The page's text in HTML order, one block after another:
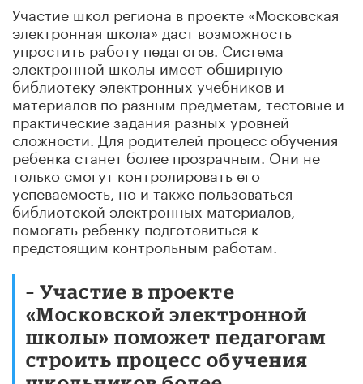
Участие школ региона в проекте «Московская
электронная школа» даст возможность
упростить работу педагогов. Система
электронной школы имеет обширную
библиотеку электронных учебников и
материалов по разным предметам, тестовые и
практические задания разных уровней
сложности. Для родителей процесс обучения
ребенка станет более прозрачным. Они не
только смогут контролировать его
успеваемость, но и также пользоваться
библиотекой электронных материалов,
помогать ребенку подготовиться к
предстоящим контрольным работам.
– Участие в проекте
«Московской электронной
школы» поможет педагогам
строить процесс обучения